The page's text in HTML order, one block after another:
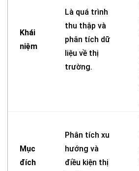
Khái
niệm
Là quá trình
thu thập và
phân tích dữ
liệu về thị
trường.
Mục
đích
Phân tích xu
hướng và
điều kiện thị